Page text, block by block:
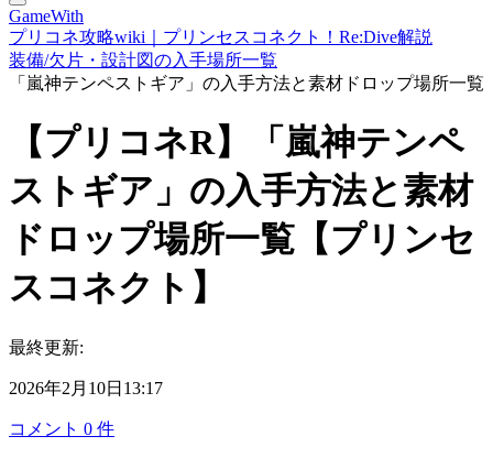
GameWith
プリコネ攻略wiki｜プリンセスコネクト！Re:Dive解説
装備/欠片・設計図の入手場所一覧
「嵐神テンペストギア」の入手方法と素材ドロップ場所一覧
【プリコネR】「嵐神テンペ
ストギア」の入手方法と素材
ドロップ場所一覧【プリンセ
スコネクト】
最終更新:
2026年2月10日13:17
コメント 0 件